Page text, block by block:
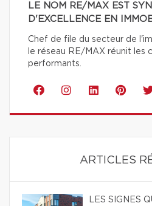
LE NOM RE/MAX EST
D'EXCELLENCE EN
Chef de file du secteur de
le réseau RE/MAX réunit les
performants.
ARTICLES
LES SIGNES